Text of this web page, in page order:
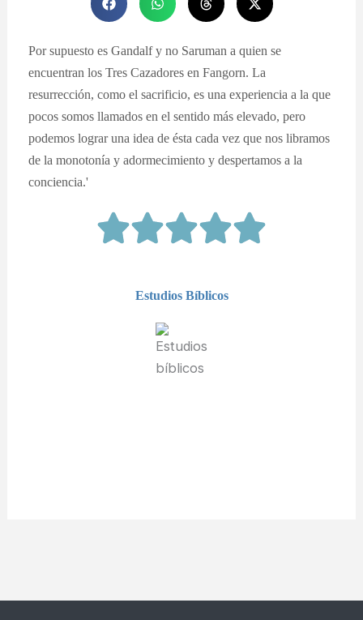
Por supuesto es Gandalf y no Saruman a quien se
encuentran los Tres Cazadores en Fangorn. La
resurrección, como el sacrificio, es una experiencia a la que
pocos somos llamados en el sentido más elevado, pero
podemos lograr una idea de ésta cada vez que nos libramos
de la monotonía y adormecimiento y despertamos a la
conciencia.'
Estudios Bíblicos